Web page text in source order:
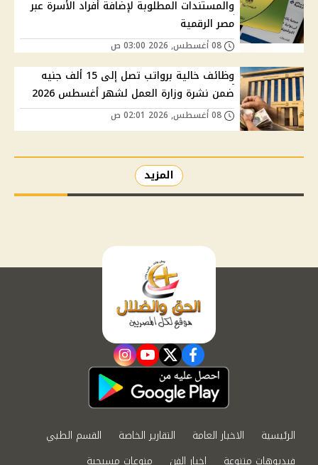
والمستندات المطلوبة لإضافة أفراد الأسرة عبر
مصر الرقمية
وظائف خالية برواتب تصل إلى 15 ألف جنيه
ضمن نشرة وزارة العمل لشهر أغسطس 2026
المزيد
facebook
twitter
youtube
instagram
الرئيسية الاخبار العامة التقارير الخاصة
القسم الطبي
فيديوهات متنوعة
اخبار الفن منوعات مسيحية